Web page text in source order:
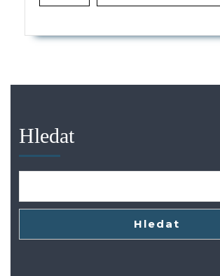
Hledat
Hledat